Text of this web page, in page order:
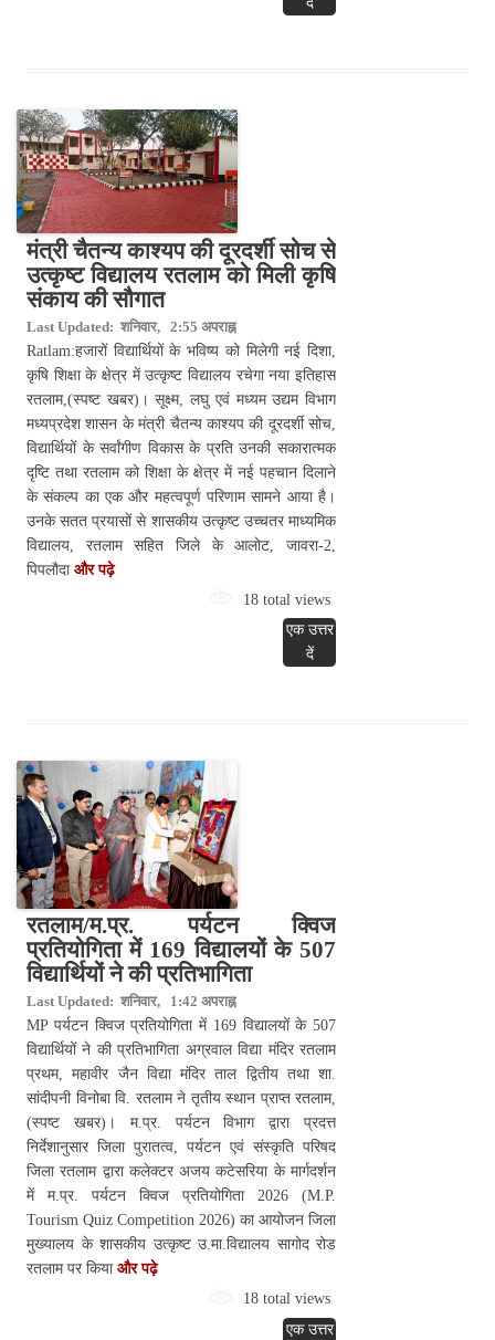
मंत्री चैतन्य काश्यप की दूरदर्शी सोच से
उत्कृष्ट विद्यालय रतलाम को मिली कृषि
संकाय की सौगात
Last Updated: शनिवार, 2:55 अपराह्न
Ratlam:हजारों विद्यार्थियों के भविष्य को मिलेगी नई दिशा,
कृषि शिक्षा के क्षेत्र में उत्कृष्ट विद्यालय रचेगा नया इतिहास
रतलाम,(स्पष्ट खबर)। सूक्ष्म, लघु एवं मध्यम उद्यम विभाग
मध्यप्रदेश शासन के मंत्री चैतन्य काश्यप की दूरदर्शी सोच,
विद्यार्थियों के सर्वांगीण विकास के प्रति उनकी सकारात्मक
दृष्टि तथा रतलाम को शिक्षा के क्षेत्र में नई पहचान दिलाने
के संकल्प का एक और महत्वपूर्ण परिणाम सामने आया है।
उनके सतत प्रयासों से शासकीय उत्कृष्ट उच्चतर माध्यमिक
विद्यालय, रतलाम सहित जिले के आलोट, जावरा-2,
पिपलौदा और पढ़े
18 total views
एक उत्तर
दें
रतलाम/म.प्र. पर्यटन क्विज
प्रतियोगिता में 169 विद्यालयों के 507
विद्यार्थियों ने की प्रतिभागिता
Last Updated: शनिवार, 1:42 अपराह्न
MP पर्यटन क्विज प्रतियोगिता में 169 विद्यालयों के 507
विद्यार्थियों ने की प्रतिभागिता अग्रवाल विद्या मंदिर रतलाम
प्रथम, महावीर जैन विद्या मंदिर ताल द्वितीय तथा शा.
सांदीपनी विनोबा वि. रतलाम ने तृतीय स्थान प्राप्त रतलाम,
(स्पष्ट खबर)। म.प्र. पर्यटन विभाग द्वारा प्रदत्त
निर्देशानुसार जिला पुरातत्व, पर्यटन एवं संस्कृति परिषद
जिला रतलाम द्वारा कलेक्टर अजय कटेसरिया के मार्गदर्शन
में म.प्र. पर्यटन क्विज प्रतियोगिता 2026 (M.P.
Tourism Quiz Competition 2026) का आयोजन जिला
मुख्यालय के शासकीय उत्कृष्ट उ.मा.विद्यालय सागोद रोड
रतलाम पर किया और पढ़े
18 total views
एक उत्तर